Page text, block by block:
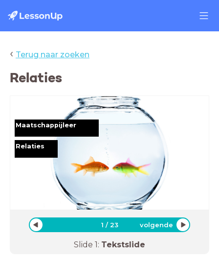
‹ Terug naar zoeken
Relaties
Relaties
Maatschappijleer
1 /23 volgende
Slide 1: Tekstslide